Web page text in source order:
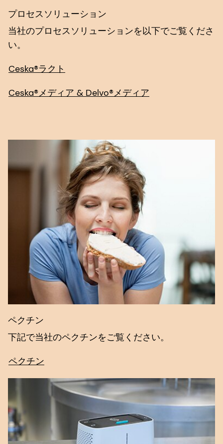
プロセスソリューション
当社のプロセスソリューションを以下でご覧くださ
い。
Ceska®ラクト
Ceska®メディア & Delvo®メディア
ペクチン
下記で当社のペクチンをご覧ください。
ペクチン